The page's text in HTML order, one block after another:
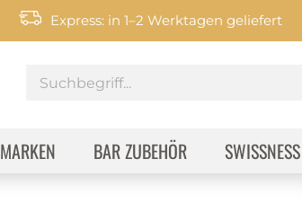
Express: in 1–2 Werktagen geliefert
MARKEN BAR ZUBEHÖR SWISSNESS